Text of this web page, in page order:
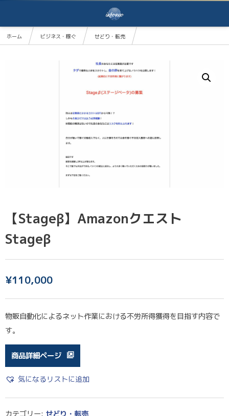
ホーム ビジネス・稼ぐ
せどり・転売
【Stageβ】Amazonクエスト
Stageβ
¥110,000
物販自動化によるネット作業における不労所得獲得を目指す内容で
す。
商品詳細ページ
気になるリストに追加
カテゴリー: せどり・転売